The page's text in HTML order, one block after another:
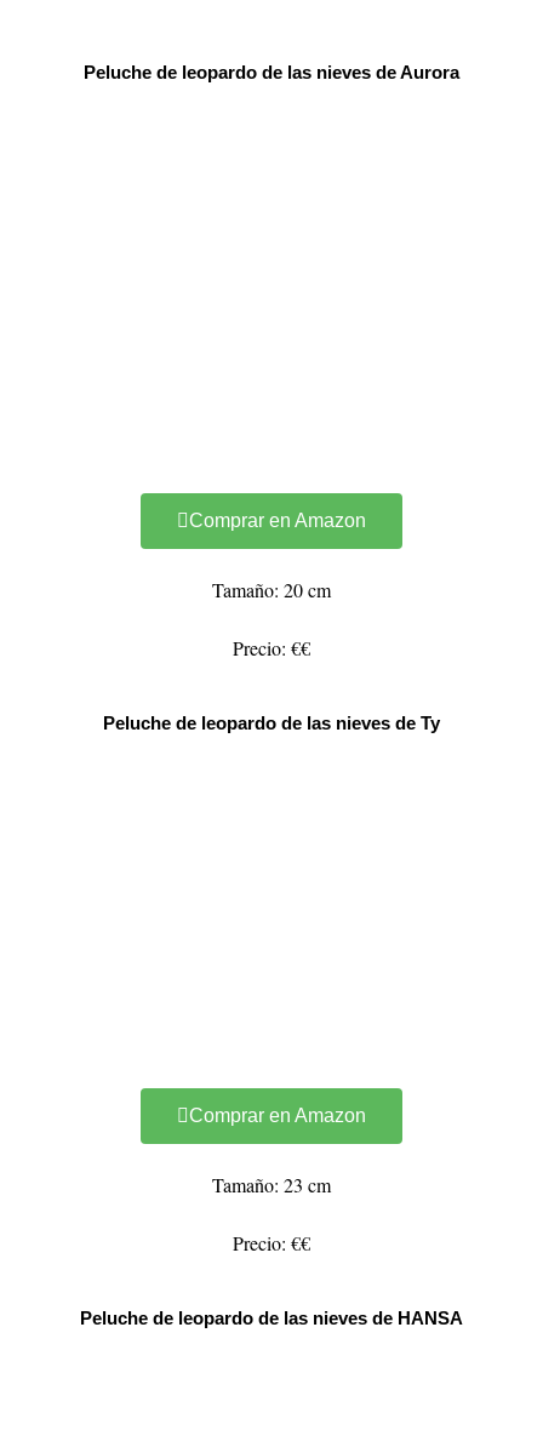
Peluche de leopardo de las nieves de Aurora
Comprar en Amazon
Tamaño: 20 cm
Precio: €€
Peluche de leopardo de las nieves de Ty
Comprar en Amazon
Tamaño: 23 cm
Precio: €€
Peluche de leopardo de las nieves de HANSA